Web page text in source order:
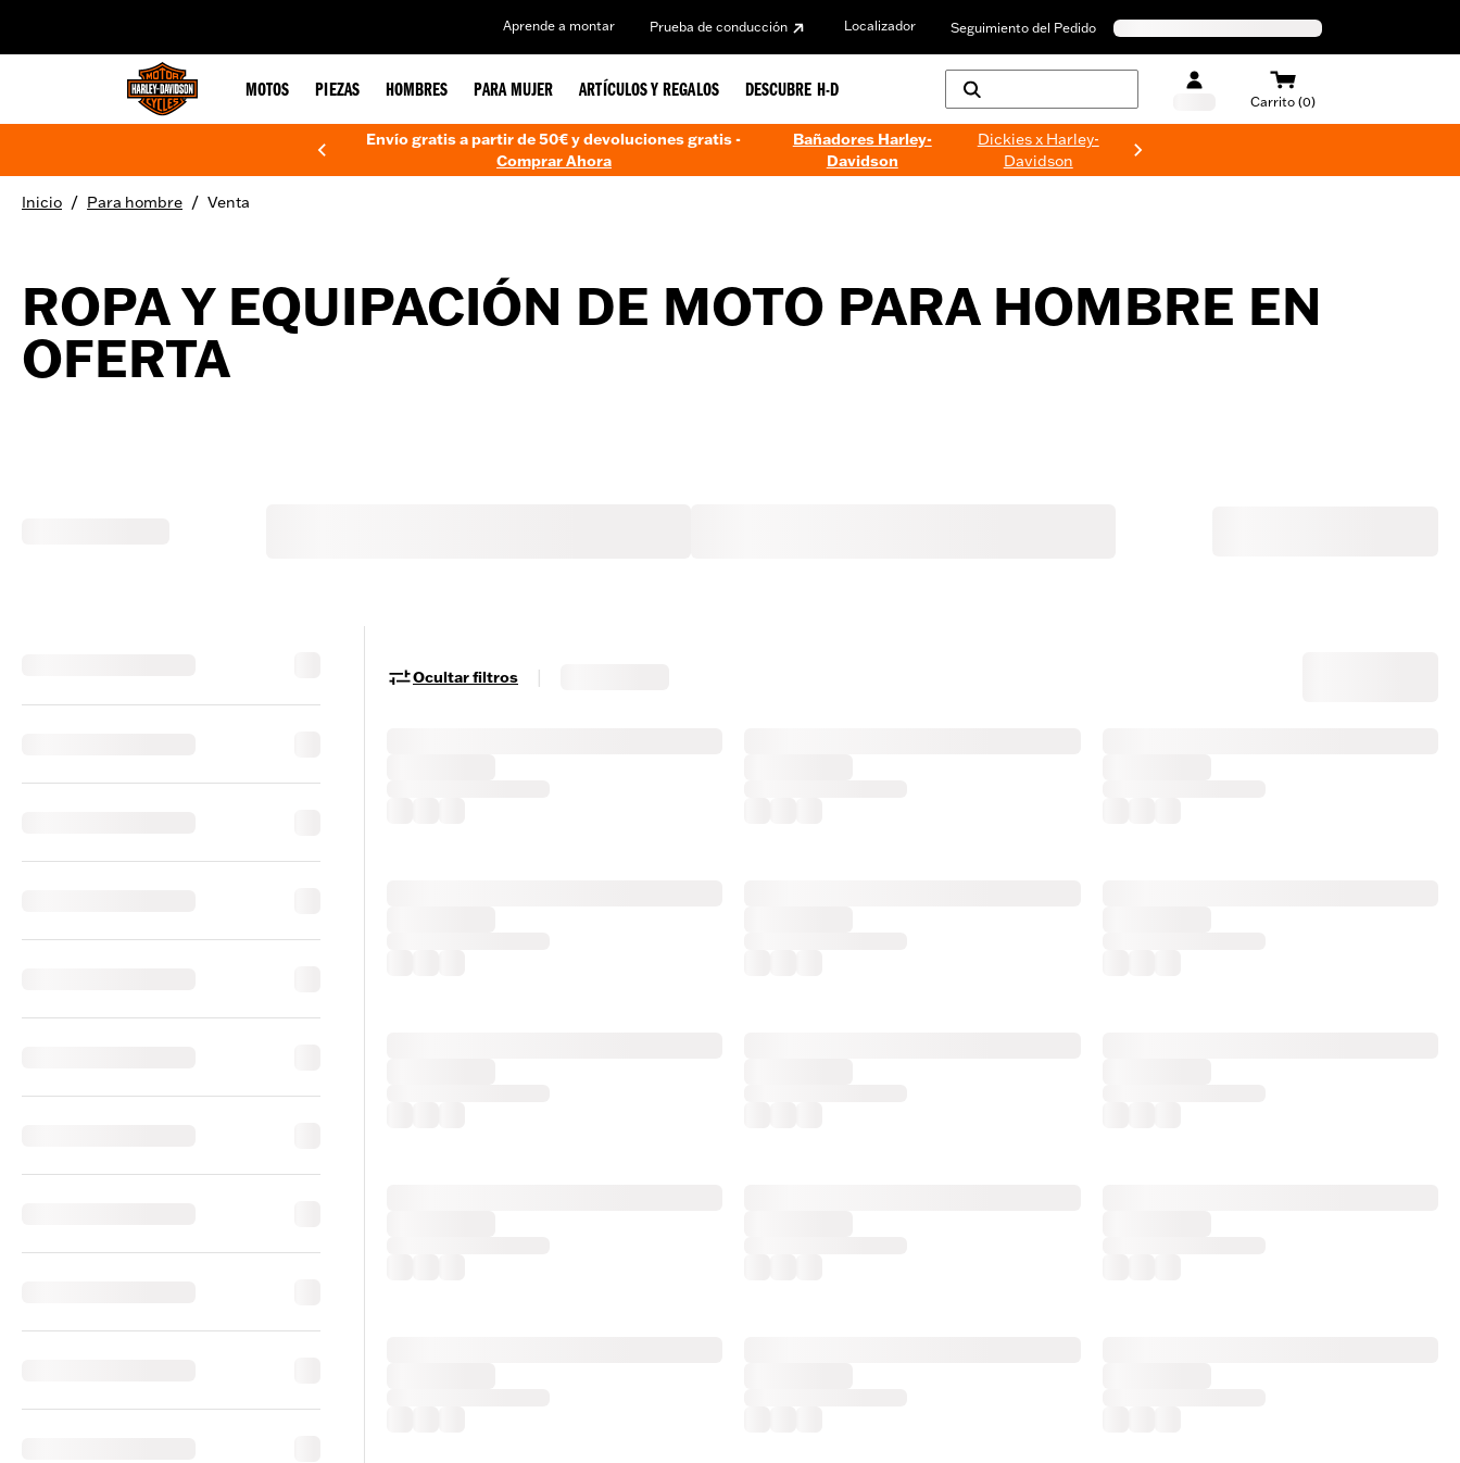
Aprende a montar Prueba de conducción Localizador Seguimiento del Pedido
MOTOS PIEZAS HOMBRES PARA MUJER ARTÍCULOS Y REGALOS DESCUBRE H-D
Carrito (0)
Envío gratis a partir de 50€ y devoluciones gratis -
Comprar Ahora
Bañadores Harley-
Davidson
Dickies x Harley-
Davidson
Inicio / Para hombre / Venta
ROPA Y EQUIPACIÓN DE MOTO PARA HOMBRE EN
OFERTA
Ocultar filtros